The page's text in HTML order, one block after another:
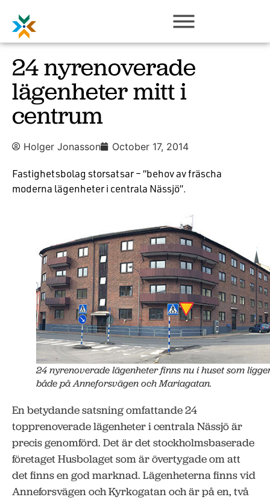
24 nyrenoverade
lägenheter mitt i
centrum
Holger Jonasson October 17, 2014
Fastighetsbolag storsatsar – “behov av fräscha
moderna lägenheter i centrala Nässjö”.
24 nyrenoverade lägenheter finns nu i huset som
både på Anneforsvägen och Mariagatan.
En betydande satsning omfattande 24
topprenoverade lägenheter i centrala Nässjö är
precis genomförd. Det är det stockholmsbaserade
företaget Husbolaget som är övertygade om att
det finns en god marknad. Lägenheterna finns vid
Anneforsvägen och Kyrkogatan och är på en, två